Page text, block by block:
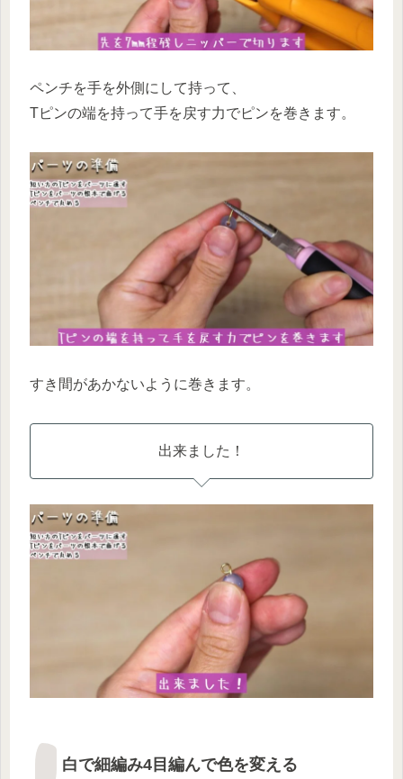
ペンチを手を外側にして持って、
Tピンの端を持って手を戻す力でピンを巻きます。
すき間があかないように巻きます。
出来ました！
白で細編み4目編んで色を変える